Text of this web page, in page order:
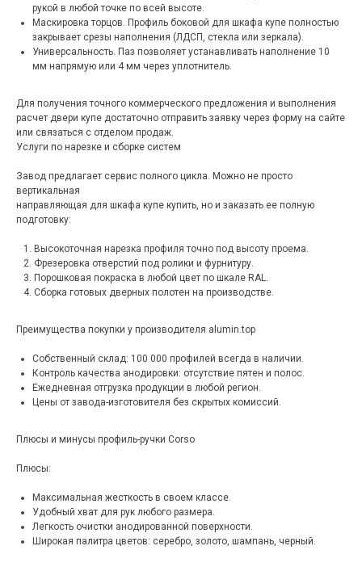
рукой в любой точке по всей высоте.
Маскировка торцов. Профиль боковой для шкафа купе полностью
закрывает срезы наполнения (ЛДСП, стекла или зеркала).
Универсальность. Паз позволяет устанавливать наполнение 10
мм напрямую или 4 мм через уплотнитель.
Для получения точного коммерческого предложения и выполнения
расчет двери купе достаточно отправить заявку через форму на сайте
или связаться с отделом продаж.
Услуги по нарезке и сборке систем
Завод предлагает сервис полного цикла. Можно не просто
вертикальная
направляющая для шкафа купе купить, но и заказать ее полную
подготовку:
Высокоточная нарезка профиля точно под высоту проема.
Фрезеровка отверстий под ролики и фурнитуру.
Порошковая покраска в любой цвет по шкале RAL.
Сборка готовых дверных полотен на производстве.
Преимущества покупки у производителя alumin.top
Собственный склад: 100 000 профилей всегда в наличии.
Контроль качества анодировки: отсутствие пятен и полос.
Ежедневная отгрузка продукции в любой регион.
Цены от завода-изготовителя без скрытых комиссий.
Плюсы и минусы профиль-ручки Corso
Плюсы:
Максимальная жесткость в своем классе.
Удобный хват для рук любого размера.
Легкость очистки анодированной поверхности.
Широкая палитра цветов: серебро, золото, шампань, черный.